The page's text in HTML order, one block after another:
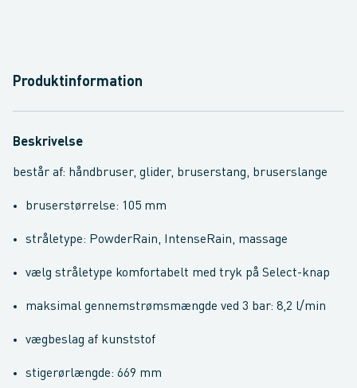
Produktinformation
Beskrivelse
består af: håndbruser, glider, bruserstang, bruserslange
bruserstørrelse: 105 mm
stråletype: PowderRain, IntenseRain, massage
vælg stråletype komfortabelt med tryk på Select-knap
maksimal gennemstrømsmængde ved 3 bar: 8,2 l/min
vægbeslag af kunststof
stigerørlængde: 669 mm